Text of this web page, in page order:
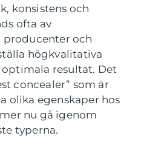
konsistens och
ofta av
producenter och
högkvalitativa
resultat. Det
concealer” som är
olika egenskaper hos
nu gå igenom
typerna.